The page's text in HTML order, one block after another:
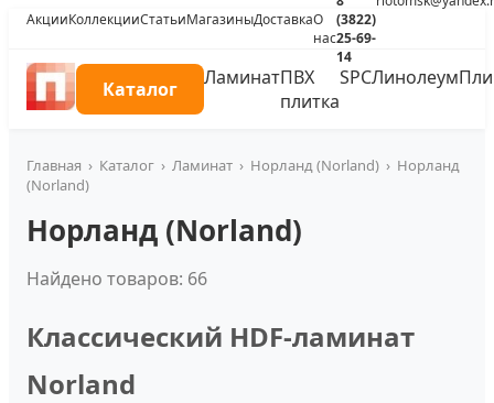
АкцииКоллекцииСтатьиМагазиныДоставкаО
нас
(3822)
25-69-
14
Каталог ЛаминатПВХ
плитка
SPCЛинолеум
Главная › Каталог › Ламинат › Норланд (Norland) › Норланд
(Norland)
Норланд (Norland)
Найдено товаров: 66
Классический HDF-ламинат
Norland